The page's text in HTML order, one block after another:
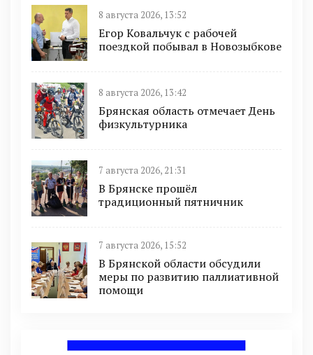
8 августа 2026, 13:52
Егор Ковальчук с рабочей
поездкой побывал в Новозыбкове
8 августа 2026, 13:42
Брянская область отмечает День
физкультурника
7 августа 2026, 21:31
В Брянске прошёл
традиционный пятничник
7 августа 2026, 15:52
В Брянской области обсудили
меры по развитию паллиативной
помощи